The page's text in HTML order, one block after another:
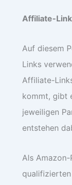
Affiliate-
Auf diesem
Links
Affiliate-
kommt, gibt
jeweiligen
entstehen
Als